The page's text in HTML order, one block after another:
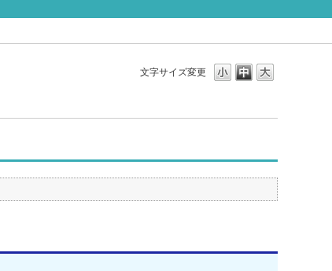
文字サイズ変更